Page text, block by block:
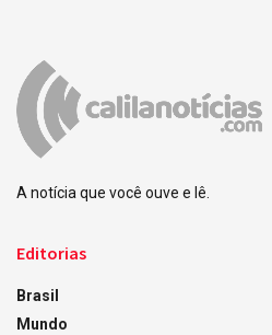
A notícia que você ouve e lê.
Editorias
Brasil
Mundo